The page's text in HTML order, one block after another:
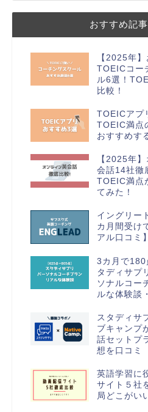
おすすめ記事
【2025年
TOEICコー
ル6選！
比較！
TOEICアプ
TOEIC満点
おすすめす
【2025年
会話14社徹
TOEIC満点
てみた！
イングリー
カ月間受け
アル口コミ】
3カ月で180
タディサプ
ソナルコー
ルな体験談
スタディサ
ブキャンプ
話セットプ
想を口コミ
英語学習に
サイト５社
局どこがい